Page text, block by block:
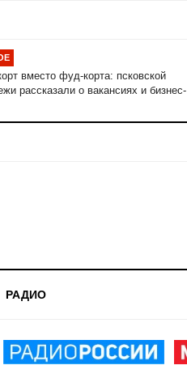
вместо фуд-корта: псковской
рассказали о вакансиях и бизнес-
РАДИО